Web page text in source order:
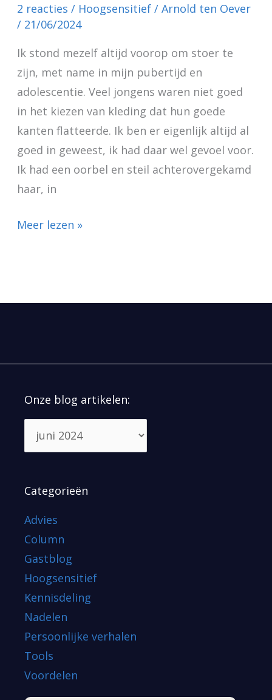
2 reacties / Hoogsensitief/ Arnold ten Oever
/ 21/06/2024
Ik stond mezelf altijd voorop om stoer te
zijn, met name in mijn pubertijd en
adolescentie. Veel jongens waren niet goed
in het kiezen van kleding dat hun goede
kanten flatteerde. Ik ben er eigenlijk altijd al
goed in geweest, ik had daar wel gevoel voor.
Ik had een oorbel en steil achterovergekamd
haar, in
Meer lezen »
Onze blog artikelen:
Categorieën
Advies
Column
Gastblog
Hoogsensitief
Kennisdeling
Nadelen
Persoonlijke verhalen
Tools
Voordelen